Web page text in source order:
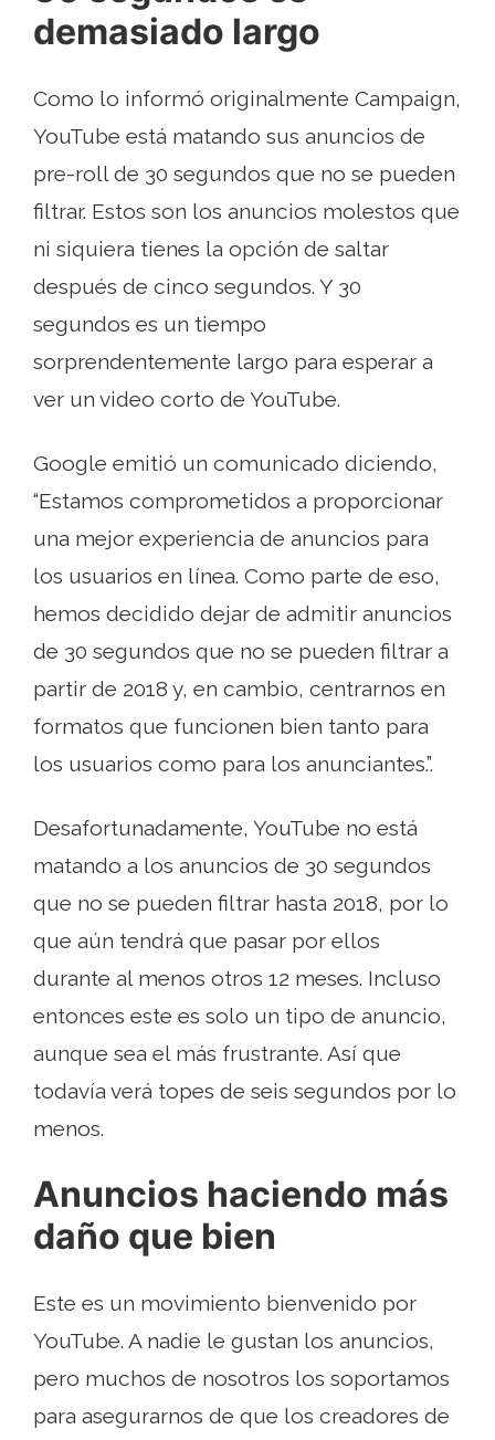
demasiado largo
Como lo informó originalmente Campaign,
YouTube está matando sus anuncios de
pre-roll de 30 segundos que no se pueden
filtrar. Estos son los anuncios molestos que
ni siquiera tienes la opción de saltar
después de cinco segundos. Y 30
segundos es un tiempo
sorprendentemente largo para esperar a
ver un video corto de YouTube.
Google emitió un comunicado diciendo,
“Estamos comprometidos a proporcionar
una mejor experiencia de anuncios para
los usuarios en línea. Como parte de eso,
hemos decidido dejar de admitir anuncios
de 30 segundos que no se pueden filtrar a
partir de 2018 y, en cambio, centrarnos en
formatos que funcionen bien tanto para
los usuarios como para los anunciantes.”.
Desafortunadamente, YouTube no está
matando a los anuncios de 30 segundos
que no se pueden filtrar hasta 2018, por lo
que aún tendrá que pasar por ellos
durante al menos otros 12 meses. Incluso
entonces este es solo un tipo de anuncio,
aunque sea el más frustrante. Así que
todavía verá topes de seis segundos por lo
menos.
Anuncios haciendo más
daño que bien
Este es un movimiento bienvenido por
YouTube. A nadie le gustan los anuncios,
pero muchos de nosotros los soportamos
para asegurarnos de que los creadores de